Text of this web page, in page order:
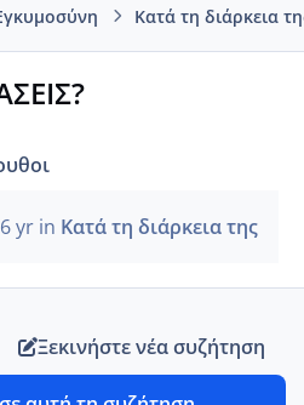
Κατά τη διάρκεια
yrin Κατά τη διάρκεια της
Ξεκινήστε νέα συζήτηση